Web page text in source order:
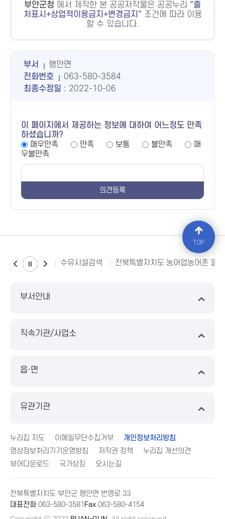
부안군청 에서 제작한 본 공공저작물은 공공누리
출
처표시+상업적이용금지+변경금지
조건에 따라 이용
할 수 있습니다.
부서
행안면
전화번호
063-580-3584
최종수정일 : 2022-10-06
이 페이지에서 제공하는 정보에 대하여 어느정도 만족
하셨습니까?
매우만족
만족 보통 불만족
매
우불만족
수유시설검색 전북특별자치도 농어업농어촌 일
부서안내
직속기관/사업소
읍·면
유관기관
누리집 지도 이메일무단수집거부
개인정보처리방침
영상정보처리기기운영방침
저작권 정책
누리집 개선의견
뷰어다운로드
국가상징 오시는길
전북특별자치도 부안군 행안면 번영로 33
대표전화063-580-3581 Fax 063-580-4154
TOP